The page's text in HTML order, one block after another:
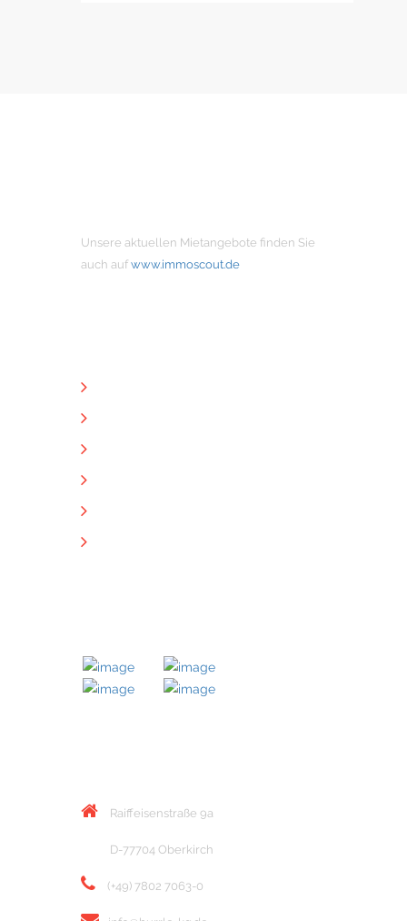
Unsere aktuellen Mietangebote finden Sie
auch auf www.immoscout.de
Raiffeisenstraße 9a
D-77704 Oberkirch
(+49) 7802 7063-0